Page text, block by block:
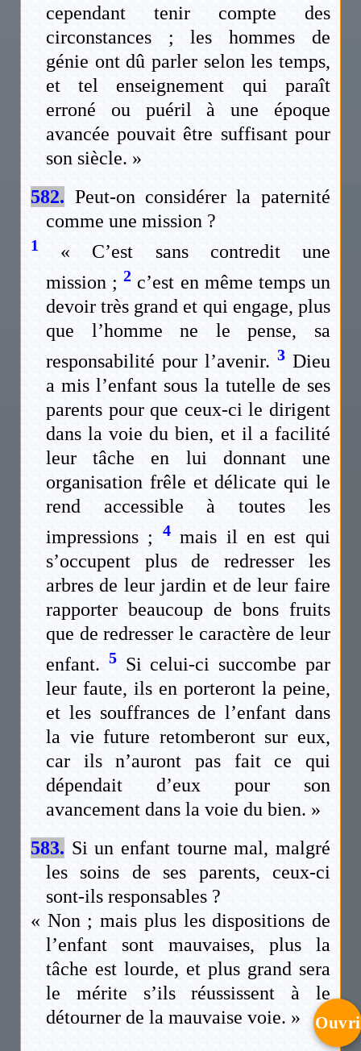
cependant tenir compte des
circonstances ; les hommes de
génie ont dû parler selon les temps,
et tel enseignement qui paraît
erroné ou puéril à une époque
avancée pouvait être suffisant pour
son siècle. »
582. Peut-on considérer la paternité
comme une mission ?
1
« C’est sans contredit une
mission ;2 c’est en même temps un
devoir très grand et qui engage, plus
que l’homme ne le pense, sa
responsabilité pour l’avenir. 3Dieu
a mis l’enfant sous la tutelle de ses
parents pour que ceux-ci le dirigent
dans la voie du bien, et il a facilité
leur tâche en lui donnant une
organisation frêle et délicate qui le
rend accessible à toutes les
impressions ; 4mais il en est qui
s’occupent plus de redresser les
arbres de leur jardin et de leur faire
rapporter beaucoup de bons fruits
que de redresser le caractère de leur
enfant. 5Si celui-ci succombe par
leur faute, ils en porteront la peine,
et les souffrances de l’enfant dans
la vie future retomberont sur eux,
car ils n’auront pas fait ce qui
dépendait d’eux pour son
avancement dans la voie du bien. »
583. Si un enfant tourne mal, malgré
les soins de ses parents, ceux-ci
sont-ils responsables ?
« Non ; mais plus les dispositions de
l’enfant sont mauvaises, plus la
tâche est lourde, et plus grand sera
le mérite s’ils réussissent à le
détourner de la mauvaise voie. »